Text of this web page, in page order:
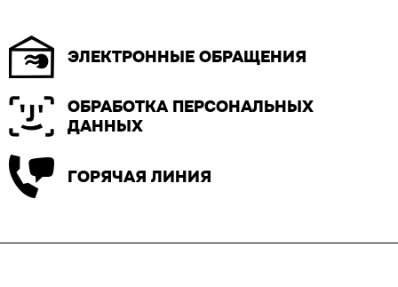
ЭЛЕКТРОННЫЕ ОБРАЩЕНИЯ
ОБРАБОТКА ПЕРСОНАЛЬНЫХ
ДАННЫХ
ГОРЯЧАЯ ЛИНИЯ